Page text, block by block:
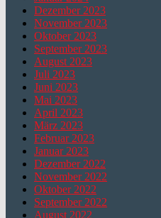
Dezember 2023
November 2023
Oktober 2023
September 2023
August 2023
Juli 2023
Juni 2023
Mai 2023
April 2023
März 2023
Februar 2023
Januar 2023
Dezember 2022
November 2022
Oktober 2022
September 2022
August 2022